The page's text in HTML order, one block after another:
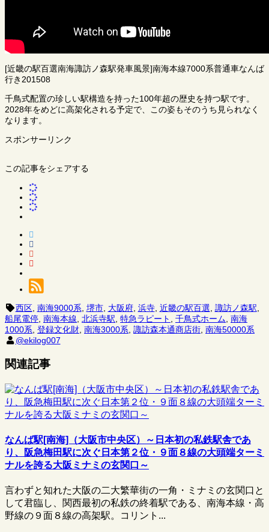
[近畿の駅百選南海諏訪ノ森駅発車風景]南海本線7000系普通車なんば
行き201508
千鳥式配置の珍しい駅構造を持った100年超の歴史を持つ駅です。
2028年をめどに高架化される予定で、この姿もそのうち見られなく
なります。
スポンサーリンク
この記事をシェアする
西区, 南海9000系 堺市, 大阪府, 浜寺, 近畿の駅百選 諏訪ノ森駅
船尾電停 南海本線 北浜寺駅 特急ラピート 千鳥式ホーム 南海
1000系 登録文化財 南海3000系 諏訪森本通商店街 南海50000系
@ekilog007
関連記事
なんば駅[南海]（大阪市中央区）～日本初の私鉄駅舎であ
り、阪急梅田駅に次ぐ日本第２位・９面８線の大頭端ターミ
ナルを誇る大阪ミナミの玄関口～
言わずと知れた大阪の二大繁華街の一角・ミナミの玄関口と
して君臨し、関西最初の私鉄の終着駅である、南海本線・高
野線の９面８線の高架駅。コリント...